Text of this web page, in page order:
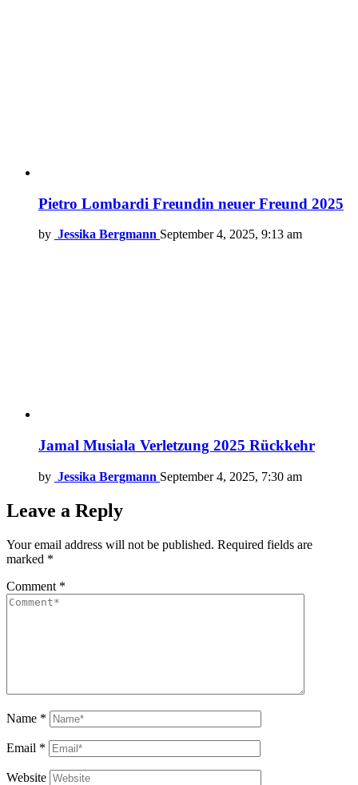
Pietro Lombardi Freundin neuer Freund 2025
by Jessika Bergmann September 4, 2025, 9:13 am
Jamal Musiala Verletzung 2025 Rückkehr
by Jessika Bergmann September 4, 2025, 7:30 am
Leave a Reply
Your email address will not be published. Required fields are
marked *
Comment *
Name *
Email *
Website